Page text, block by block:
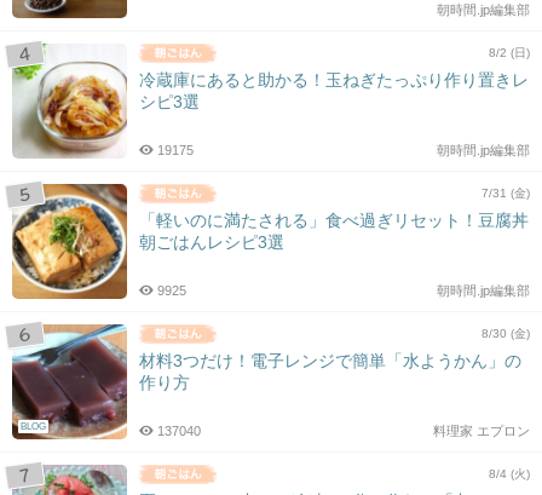
朝時間.jp編集部
8/2 (日)
冷蔵庫にあると助かる！玉ねぎたっぷり作り置きレ
シピ3選
朝時間.jp編集部
19175
7/31 (金)
「軽いのに満たされる」食べ過ぎリセット！豆腐丼
朝ごはんレシピ3選
朝時間.jp編集部
9925
BLOG
8/30 (金)
材料3つだけ！電子レンジで簡単「水ようかん」の
作り方
料理家 エプロン
137040
8/4 (火)